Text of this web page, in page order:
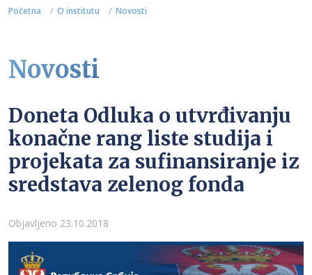
Početna O institutu Novosti
Novosti
Doneta Odluka o utvrđivanju
konačne rang liste studija i
projekata za sufinansiranje iz
sredstava zelenog fonda
Detalji
Objavljeno 23.10.2018